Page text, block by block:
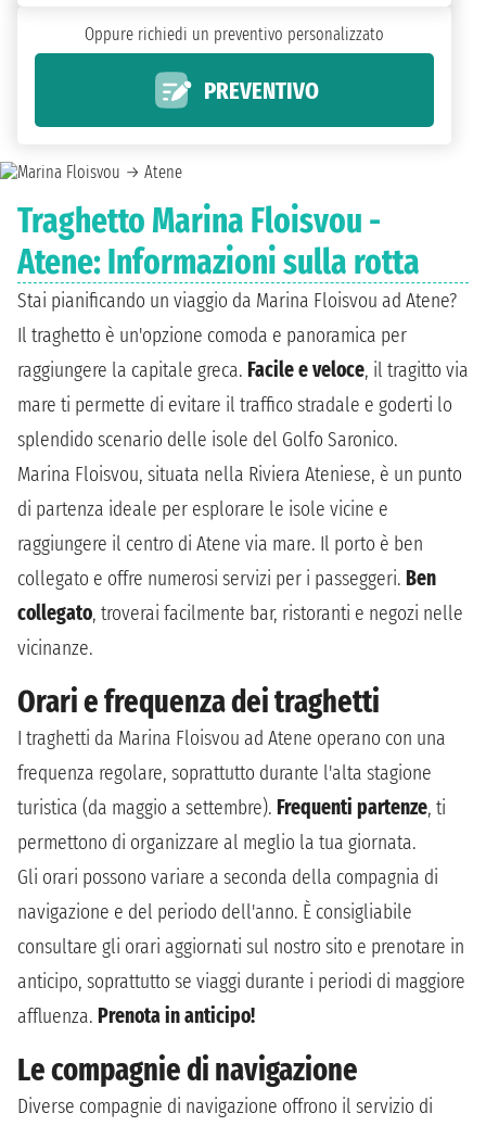
Traghetto Marina Floisvou -
Atene: Informazioni sulla rotta
Stai pianificando un viaggio da Marina Floisvou ad Atene?
Il traghetto è un'opzione comoda e panoramica per
raggiungere la capitale greca. Facile e veloce, il tragitto via
mare ti permette di evitare il traffico stradale e goderti lo
splendido scenario delle isole del Golfo Saronico.
Marina Floisvou, situata nella Riviera Ateniese, è un punto
di partenza ideale per esplorare le isole vicine e
raggiungere il centro di Atene via mare. Il porto è ben
collegato e offre numerosi servizi per i passeggeri. Ben
collegato, troverai facilmente bar, ristoranti e negozi nelle
vicinanze.
Orari e frequenza dei traghetti
I traghetti da Marina Floisvou ad Atene operano con una
frequenza regolare, soprattutto durante l'alta stagione
turistica (da maggio a settembre). Frequenti partenze, ti
permettono di organizzare al meglio la tua giornata.
Gli orari possono variare a seconda della compagnia di
navigazione e del periodo dell'anno. È consigliabile
consultare gli orari aggiornati sul nostro sito e prenotare in
anticipo, soprattutto se viaggi durante i periodi di maggiore
affluenza. Prenota in anticipo!
Le compagnie di navigazione
Diverse compagnie di navigazione offrono il servizio di
Oppure richiedi un preventivo personalizzato
PREVENTIVO